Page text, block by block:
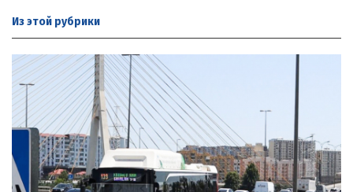
Из этой рубрики